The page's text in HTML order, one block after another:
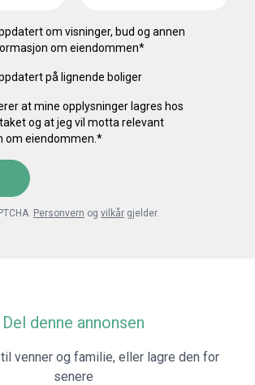
om visninger, bud og annen
om eiendommen*
på lignende boliger
at mine opplysninger lagres hos
og at jeg vil motta relevant
om eiendommen. *
Personvern og vilkår gjelder.
Del denne annonsen
venner og familie, eller lagre den for
senere